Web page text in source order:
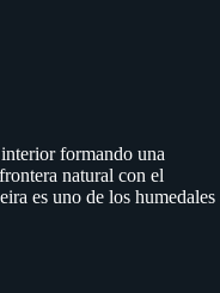
formando una
natural con el
es uno de los humedales